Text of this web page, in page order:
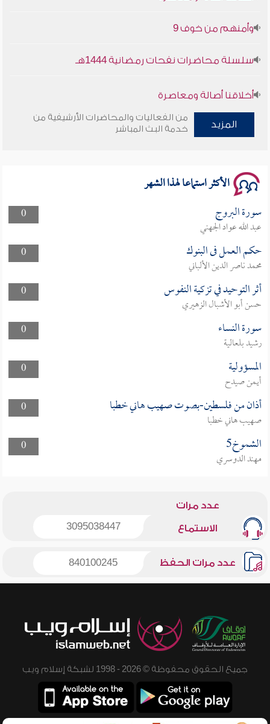
وأمنهم من خوف 9
سلسلة محاضرات نفحات رمضانية 1444هـ
أخلاقنا أصالة ومعاصرة
وأمنهم من خوف 9
المزيد
من الفعاليات والمحاضرات الأرشيفية من
خدمة البث المباشر
الأكثر استماعا لهذا الشهر
0 سورة البروج
عبد الله عواد الجهني
0
حكم العمل فى البنوك
محمد ناصر الدين الألباني
0
أثر التوحيد في تزكية النفوس
حسن أبو الأشبال الزهيري
0
سورة النساء
رشيد بلعالية
0
المسؤولية
أيمن صيدح
0
أذان من فلسطين-بصوت صهيب هاني خطبا
صهيب هاني خطبا
0
الشموخ5
مهند الدوسري
عدد مرات
الاستماع 3095038447
عدد مرات الحفظ 840100245
جميع الحقوق محفوظة © 2026 - 1998 لشبكة إسلام ويب